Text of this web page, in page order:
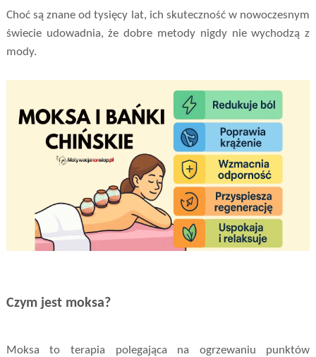
Choć są znane od tysięcy lat, ich skuteczność w nowoczesnym
świecie udowadnia, że dobre metody nigdy nie wychodzą z
mody.
Czym jest moksa?
Moksa to terapia polegająca na ogrzewaniu punktów